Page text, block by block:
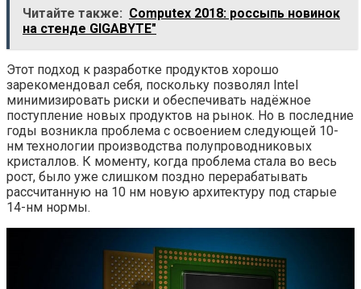
Читайте также: Computex 2018: россыпь новинок
на стенде GIGABYTE"
Этот подход к разработке продуктов хорошо
зарекомендовал себя, поскольку позволял Intel
минимизировать риски и обеспечивать надёжное
поступление новых продуктов на рынок. Но в последние
годы возникла проблема с освоением следующей 10-
нм технологии производства полупроводниковых
кристаллов. К моменту, когда проблема стала во весь
рост, было уже слишком поздно перерабатывать
рассчитанную на 10 нм новую архитектуру под старые
14-нм нормы.